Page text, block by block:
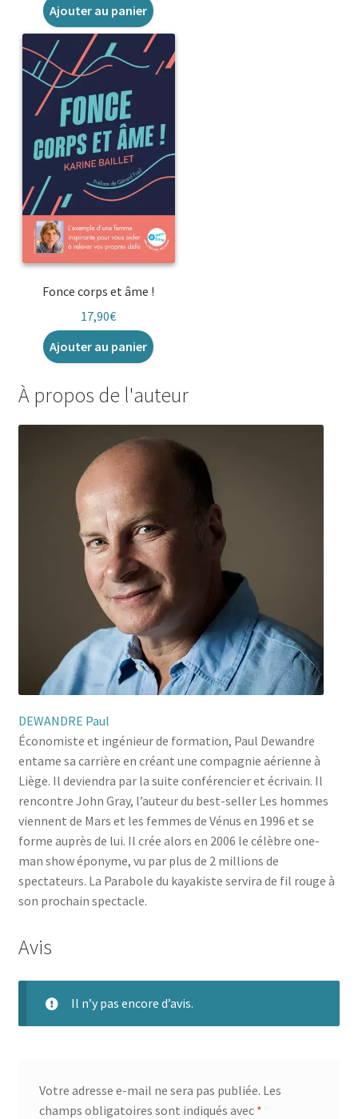
Ajouter au panier
Fonce corps et âme !
17,90€
Ajouter au panier
À propos de l'auteur
DEWANDRE Paul
Économiste et ingénieur de formation, Paul Dewandre
entame sa carrière en créant une compagnie aérienne à
Liège. Il deviendra par la suite conférencier et écrivain. Il
rencontre John Gray, l’auteur du best-seller Les hommes
viennent de Mars et les femmes de Vénus en 1996 et se
forme auprès de lui. Il crée alors en 2006 le célèbre one-
man show éponyme, vu par plus de 2 millions de
spectateurs. La Parabole du kayakiste servira de fil rouge à
son prochain spectacle.
Avis
Il n’y pas encore d’avis.
Votre adresse e-mail ne sera pas publiée. Les
champs obligatoires sont indiqués avec *